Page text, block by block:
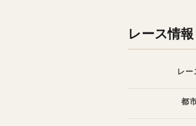
レース情報
レー
都